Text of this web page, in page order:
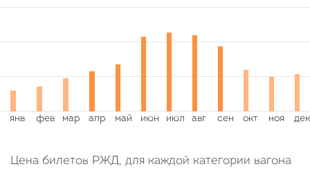
Цена билетов РЖД, для каждой категории вагона